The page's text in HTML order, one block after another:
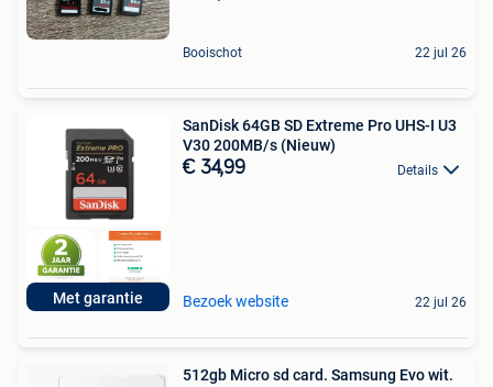
Booischot 22 jul 26
Met garantie
SanDisk 64GB SD Extreme Pro UHS-I U3
V30 200MB/s (Nieuw)
€ 34,99 Details
Bezoek website 22 jul 26
512gb Micro sd card. Samsung Evo wit.